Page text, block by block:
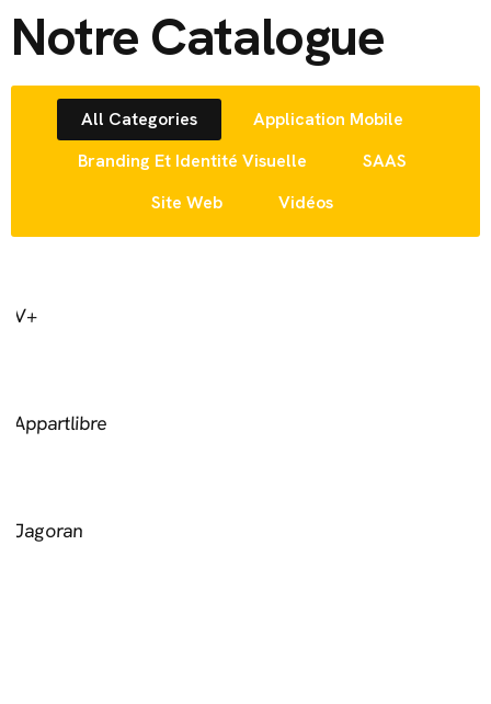
Notre Catalogue
All Categories
Application Mobile
Branding Et Identité Visuelle
SAAS
Site Web
Vidéos